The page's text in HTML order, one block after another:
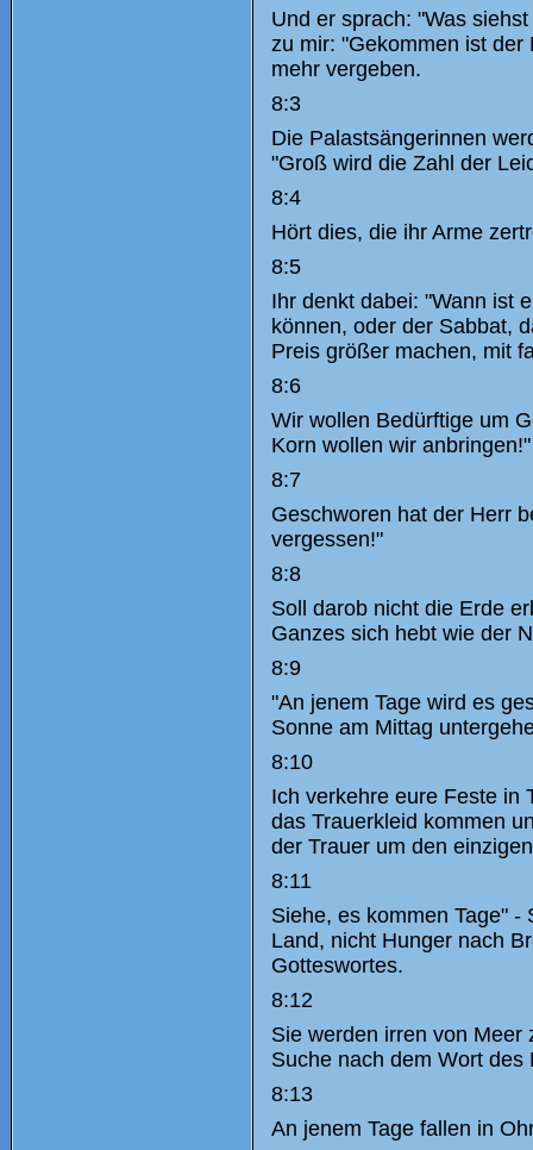
Und er sprach: "Was
zu mir: "Gekommen ist
mehr vergeben.
8:3
Die Palastsängerinnen
"Groß wird die Zahl der
8:4
Hört dies, die ihr Arme
8:5
Ihr denkt dabei: "Wann ist
können, oder der Sabbat,
Preis größer machen, mit
8:6
Wir wollen Bedürftige um
Korn wollen wir anbringen!"
8:7
Geschworen hat der Herr
vergessen!"
8:8
Soll darob nicht die Erde
Ganzes sich hebt wie der
8:9
"An jenem Tage wird es
Sonne am Mittag
8:10
Ich verkehre eure Feste in
das Trauerkleid kommen
der Trauer um den
8:11
Siehe, es kommen Tage"
Land, nicht Hunger nach
Gotteswortes.
8:12
Sie werden irren von Meer
Suche nach dem Wort
8:13
An jenem Tage fallen in